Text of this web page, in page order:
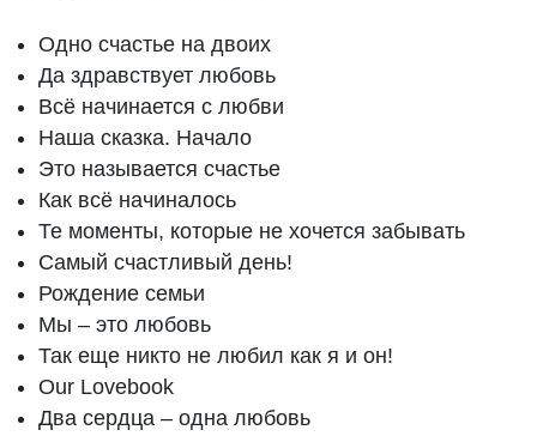
Одно счастье на двоих
Да здравствует любовь
Всё начинается с любви
Наша сказка. Начало
Это называется счастье
Как всё начиналось
Те моменты, которые не хочется забывать
Самый счастливый день!
Рождение семьи
Мы – это любовь
Так еще никто не любил как я и он!
Our Lovebook
Два сердца – одна любовь